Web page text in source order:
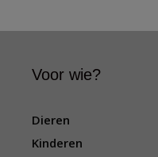
Voor wie?
Dieren
Kinderen